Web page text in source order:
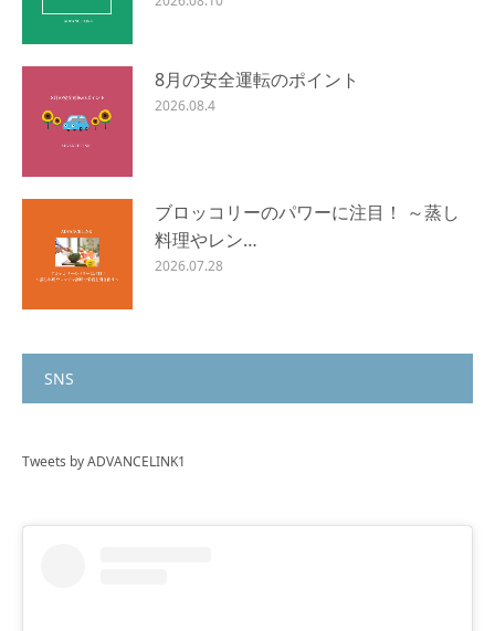
8月の安全運転のポイント
2026.08.4
ブロッコリーのパワーに注目！ ～蒸し
料理やレン…
2026.07.28
SNS
Tweets by ADVANCELINK1